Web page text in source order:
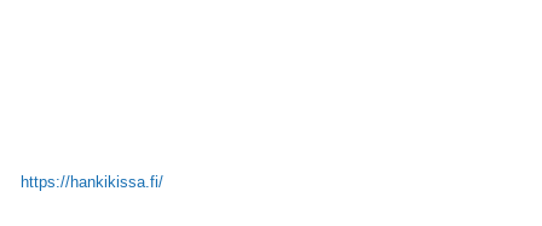
https://hankikissa.fi/